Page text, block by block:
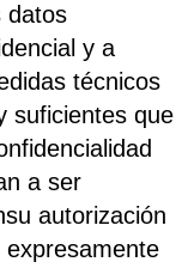
datos
y a
técnicos
suficientes que
a ser
autorización